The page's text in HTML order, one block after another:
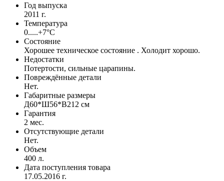
Год выпуска
2011 г.
Температура
0.....+7°С
Состояние
Хорошее техническое состояние . Холодит хорошо.
Недостатки
Потертости, сильные царапины.
Повреждённые детали
Нет.
Габаритные размеры
Д60*Ш56*В212 см
Гарантия
2 мес.
Отсутствующие детали
Нет.
Объем
400 л.
Дата поступления товара
17.05.2016 г.